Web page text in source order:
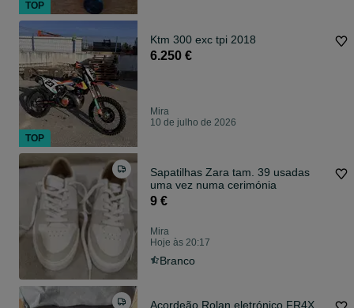
Ktm 300 exc tpi 2018
6.250 €
Mira
10 de julho de 2026
Sapatilhas Zara tam. 39 usadas
uma vez numa cerimónia
9 €
Mira
Hoje às 20:17
Branco
Acordeão Rolan eletrónico FR4X
TOP
TOP